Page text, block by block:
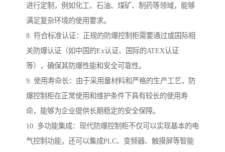
进行定制，例如化工、石油、煤矿、制药等领域，能够
满足复杂环境的使用要求。
8. 符合标准认证：正规的防爆控制柜需要通过或国际相
关防爆认证（如中国的Ex认证、国际的ATEX认证
等），确保其防爆性能和安全可靠性。
9. 使用寿命长：由于采用量材料和严格的生产工艺，防
爆控制柜在正常使用和维护条件下具有较长的使用寿
命，能够为企业提供长期稳定的安全保障。
10. 多功能集成：现代防爆控制柜不仅可以实现基本的电
气控制功能，还可以集成PLC、变频器、触摸屏等智能